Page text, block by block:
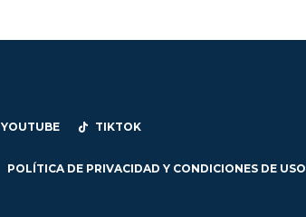
YOUTUBE TIKTOK
POLÍTICA DE PRIVACIDAD Y CONDICIONES DE USO